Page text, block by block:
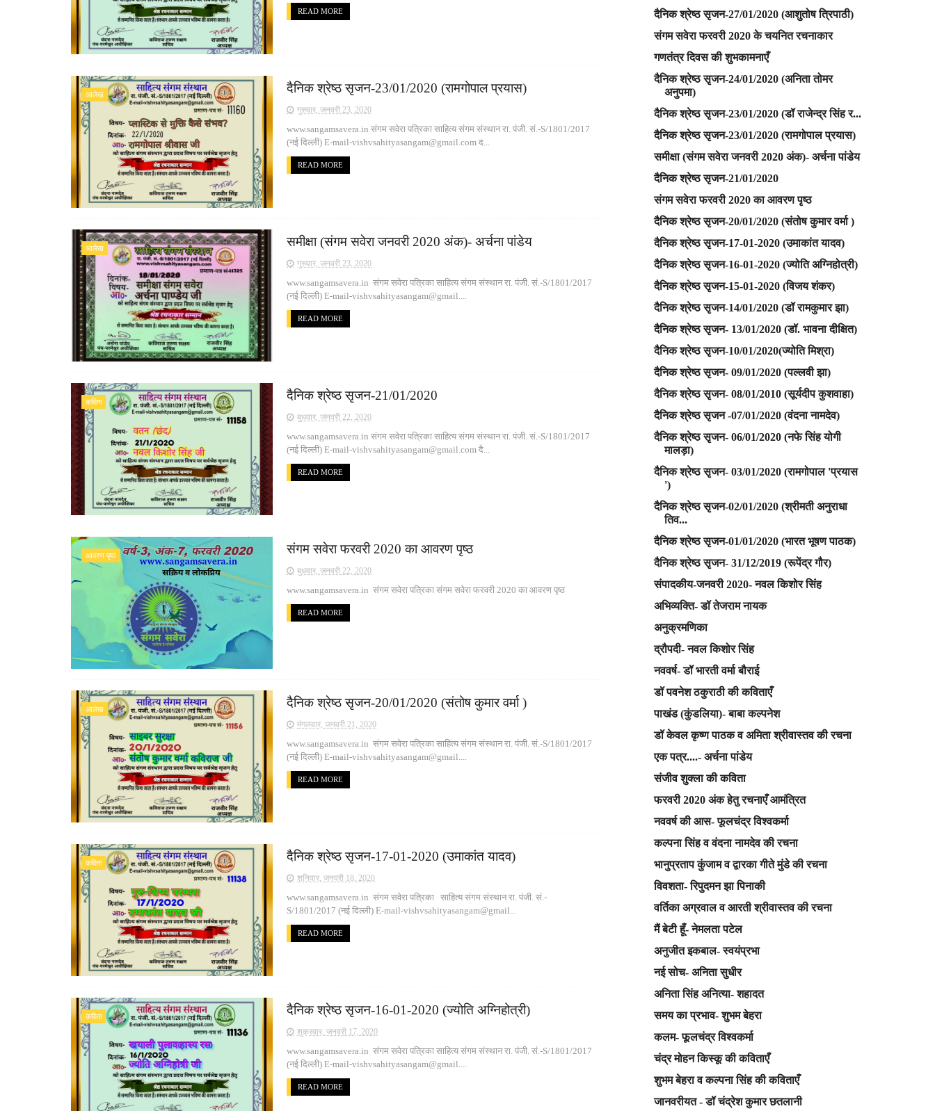
READ MORE
आलेख दैनिक श्रेष्ठ सृजन-23/01/2020 (रामगोपाल प्रयास)
गुरुवार, जनवरी 23, 2020
www.sangamsavera.in संगम सवेरा पत्रिका साहित्य संगम संस्थान रा. पंजी. सं.-S/1801/2017
(नई दिल्ली) E-mail-vishvsahityasangam@gmail.com द...
READ MORE
आलेख समीक्षा (संगम सवेरा जनवरी 2020 अंक)- अर्चना पांडेय
गुरुवार, जनवरी 23, 2020
www.sangamsavera.in संगम सवेरा पत्रिका साहित्य संगम संस्थान रा. पंजी. सं.-S/1801/2017
(नई दिल्ली) E-mail-vishvsahityasangam@gmail....
READ MORE
कविता दैनिक श्रेष्ठ सृजन-21/01/2020
बुधवार, जनवरी 22, 2020
www.sangamsavera.in संगम सवेरा पत्रिका साहित्य संगम संस्थान रा. पंजी. सं.-S/1801/2017
(नई दिल्ली) E-mail-vishvsahityasangam@gmail.com दै...
READ MORE
आवरण पृष्ठ संगम सवेरा फरवरी 2020 का आवरण पृष्ठ
बुधवार, जनवरी 22, 2020
www.sangamsavera.in संगम सवेरा पत्रिका संगम सवेरा फरवरी 2020 का आवरण पृष्ठ
READ MORE
आलेख दैनिक श्रेष्ठ सृजन-20/01/2020 (संतोष कुमार वर्मा )
मंगलवार, जनवरी 21, 2020
www.sangamsavera.in संगम सवेरा पत्रिका साहित्य संगम संस्थान रा. पंजी. सं.-S/1801/2017
(नई दिल्ली) E-mail-vishvsahityasangam@gmail....
READ MORE
कविता दैनिक श्रेष्ठ सृजन-17-01-2020 (उमाकांत यादव)
शनिवार, जनवरी 18, 2020
www.sangamsavera.in संगम सवेरा पत्रिका साहित्य संगम संस्थान रा. पंजी. सं.-
S/1801/2017 (नई दिल्ली) E-mail-vishvsahityasangam@gmail...
READ MORE
कविता दैनिक श्रेष्ठ सृजन-16-01-2020 (ज्योति अग्निहोत्री)
शुक्रवार, जनवरी 17, 2020
www.sangamsavera.in संगम सवेरा पत्रिका साहित्य संगम संस्थान रा. पंजी. सं.-S/1801/2017
(नई दिल्ली) E-mail-vishvsahityasangam@gmail....
READ MORE
दैनिक श्रेष्ठ सृजन-27/01/2020 (आशुतोष त्रिपाठी)
संगम सवेरा फरवरी 2020 के चयनित रचनाकार
गणतंत्र दिवस की शुभकामनाएँ
दैनिक श्रेष्ठ सृजन-24/01/2020 (अनिता तोमर
अनुपमा)
दैनिक श्रेष्ठ सृजन-23/01/2020 (डॉ राजेन्द्र सिंह र...
दैनिक श्रेष्ठ सृजन-23/01/2020 (रामगोपाल प्रयास)
समीक्षा (संगम सवेरा जनवरी 2020 अंक)- अर्चना पांडेय
दैनिक श्रेष्ठ सृजन-21/01/2020
संगम सवेरा फरवरी 2020 का आवरण पृष्ठ
दैनिक श्रेष्ठ सृजन-20/01/2020 (संतोष कुमार वर्मा )
दैनिक श्रेष्ठ सृजन-17-01-2020 (उमाकांत यादव)
दैनिक श्रेष्ठ सृजन-16-01-2020 (ज्योति अग्निहोत्री)
दैनिक श्रेष्ठ सृजन-15-01-2020 (विजय शंकर)
दैनिक श्रेष्ठ सृजन-14/01/2020 (डॉ रामकुमार झा)
दैनिक श्रेष्ठ सृजन- 13/01/2020 (डॉ. भावना दीक्षित)
दैनिक श्रेष्ठ सृजन-10/01/2020(ज्योति मिश्रा)
दैनिक श्रेष्ठ सृजन- 09/01/2020 (पल्लवी झा)
दैनिक श्रेष्ठ सृजन- 08/01/2010 (सूर्यदीप कुशवाहा)
दैनिक श्रेष्ठ सृजन -07/01/2020 (वंदना नामदेव)
दैनिक श्रेष्ठ सृजन- 06/01/2020 (नफे सिंह योगी
मालड़ा)
दैनिक श्रेष्ठ सृजन- 03/01/2020 (रामगोपाल 'प्रयास
')
दैनिक श्रेष्ठ सृजन-02/01/2020 (श्रीमती अनुराधा
तिव...
दैनिक श्रेष्ठ सृजन-01/01/2020 (भारत भूषण पाठक)
दैनिक श्रेष्ठ सृजन- 31/12/2019 (रूपेंद्र गौर)
संपादकीय-जनवरी 2020- नवल किशोर सिंह
अभिव्यक्ति- डॉ तेजराम नायक
अनुक्रमणिका
द्रौपदी- नवल किशोर सिंह
नववर्ष- डॉ भारती वर्मा बौराई
डॉ पवनेश ठकुराठी की कविताएँ
पाखंड (कुंडलिया)- बाबा कल्पनेश
डॉ केवल कृष्ण पाठक व अमिता श्रीवास्तव की रचना
एक पत्र....- अर्चना पांडेय
संजीव शुक्ला की कविता
फरवरी 2020 अंक हेतु रचनाएँ आमंत्रित
नववर्ष की आस- फूलचंद्र विश्वकर्मा
कल्पना सिंह व वंदना नामदेव की रचना
भानुप्रताप कुंजाम व द्वारका गीते मुंडे की रचना
विवशता- रिपुदमन झा पिनाकी
वर्तिका अग्रवाल व आरती श्रीवास्तव की रचना
मैं बेटी हूँ- नेमलता पटेल
अनुजीत इकबाल- स्वयंप्रभा
नई सोच- अनिता सुधीर
अनिता सिंह अनित्या- शहादत
समय का प्रभाव- शुभम बेहरा
कलम- फूलचंद्र विश्वकर्मा
चंद्र मोहन किस्कू की कविताएँ
शुभम बेहरा व कल्पना सिंह की कविताएँ
जानवरीयत - डॉ चंद्रेश कुमार छतलानी